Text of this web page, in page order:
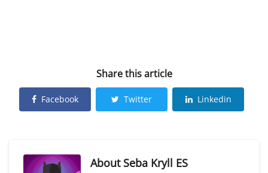
Share this article
Facebook Twitter Linkedin
About Seba Kryll ES